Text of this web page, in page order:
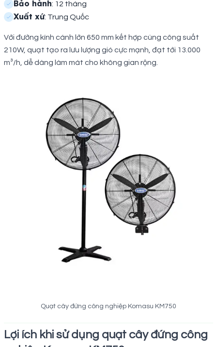
Bảo hành: 12 tháng
Xuất xứ: Trung Quốc
Với đường kính cánh lớn 650 mm kết hợp cùng công suất
210W, quạt tạo ra lưu lượng gió cực mạnh, đạt tới 13.000
m³/h, dễ dàng làm mát cho không gian rộng.
Quạt cây đứng công nghiệp Komasu KM750
Lợi ích khi sử dụng quạt cây đứng công